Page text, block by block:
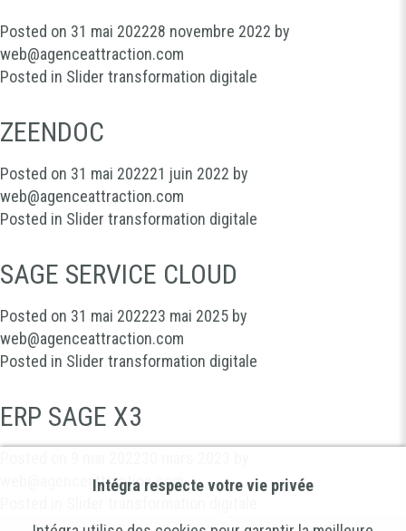
Posted on 31 mai 202228 novembre 2022 by
web@agenceattraction.com
Posted in Slider transformation digitale
ZEENDOC
Posted on 31 mai 202221 juin 2022 by
web@agenceattraction.com
Posted in Slider transformation digitale
SAGE SERVICE CLOUD
Posted on 31 mai 202223 mai 2025 by
web@agenceattraction.com
Posted in Slider transformation digitale
ERP SAGE X3
web@agenceattraction.com
Intégra respecte votre vie privée